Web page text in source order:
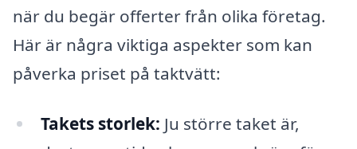
när du begär offerter från olika företag.
Här är några viktiga aspekter som kan
påverka priset på taktvätt:
Takets storlek: Ju större taket är,